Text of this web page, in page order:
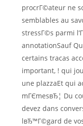
procrГ©ateur ne
semblables au
stressГ©s parmi
annotationSauf
certains tracas
important, ! qui
une plazzaEt qui
mГЄmesвЂ¦ Du
devez dans
lвЂ™Г©gard de